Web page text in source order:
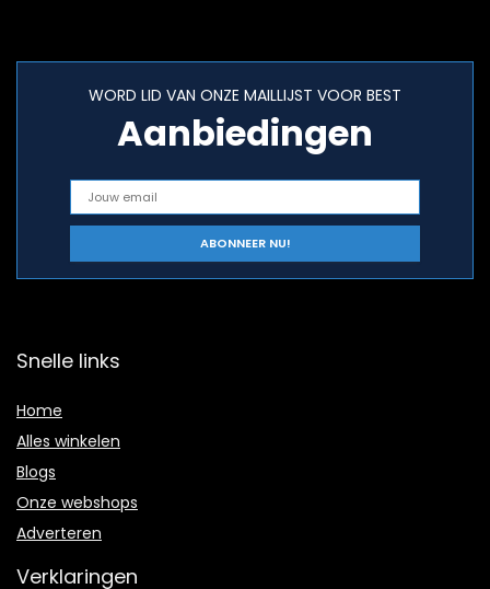
WORD LID VAN ONZE MAILLIJST VOOR BEST
Aanbiedingen
Snelle links
Home
Alles winkelen
Blogs
Onze webshops
Adverteren
Verklaringen